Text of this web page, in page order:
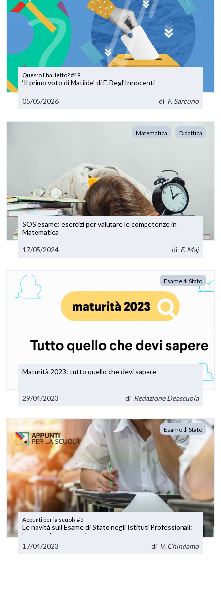
Questo l'hai letto? #49
‘Il primo voto di Matilde’ di F. Degl’Innocenti
05/05/2026 di F. Sarcuno
Matematica Didattica
SOS esame: esercizi per valutare le competenze in
Matematica
17/05/2024 di E. Maj
Esame di Stato
Maturità 2023: tutto quello che devi sapere
29/04/2023 di Redazione Deascuola
Esame di Stato
Appunti per la scuola #5
Le novità sull’Esame di Stato negli Istituti Professionali:
la seconda prova scritta
17/04/2023
di V. Chindamo